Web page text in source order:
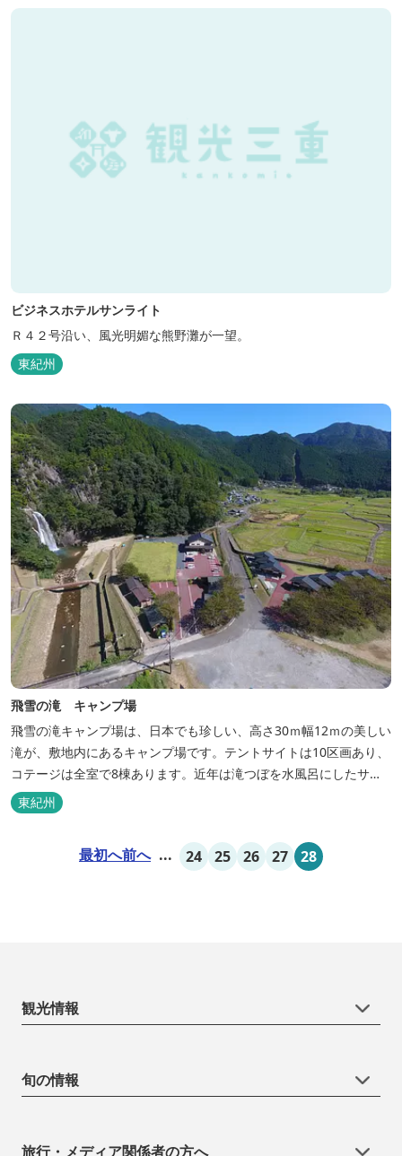
ビジネスホテルサンライト
Ｒ４２号沿い、風光明媚な熊野灘が一望。
東紀州
飛雪の滝 キャンプ場
飛雪の滝キャンプ場は、日本でも珍しい、高さ30ｍ幅12ｍの美しい
滝が、敷地内にあるキャンプ場です。テントサイトは10区画あり、
コテージは全室で8棟あります。近年は滝つぼを水風呂にしたサウ
ナが人気です。
東紀州
最初へ前へ ... 24 25 26 27 28
観光情報
旬の情報
旅行・メディア関係者の方へ